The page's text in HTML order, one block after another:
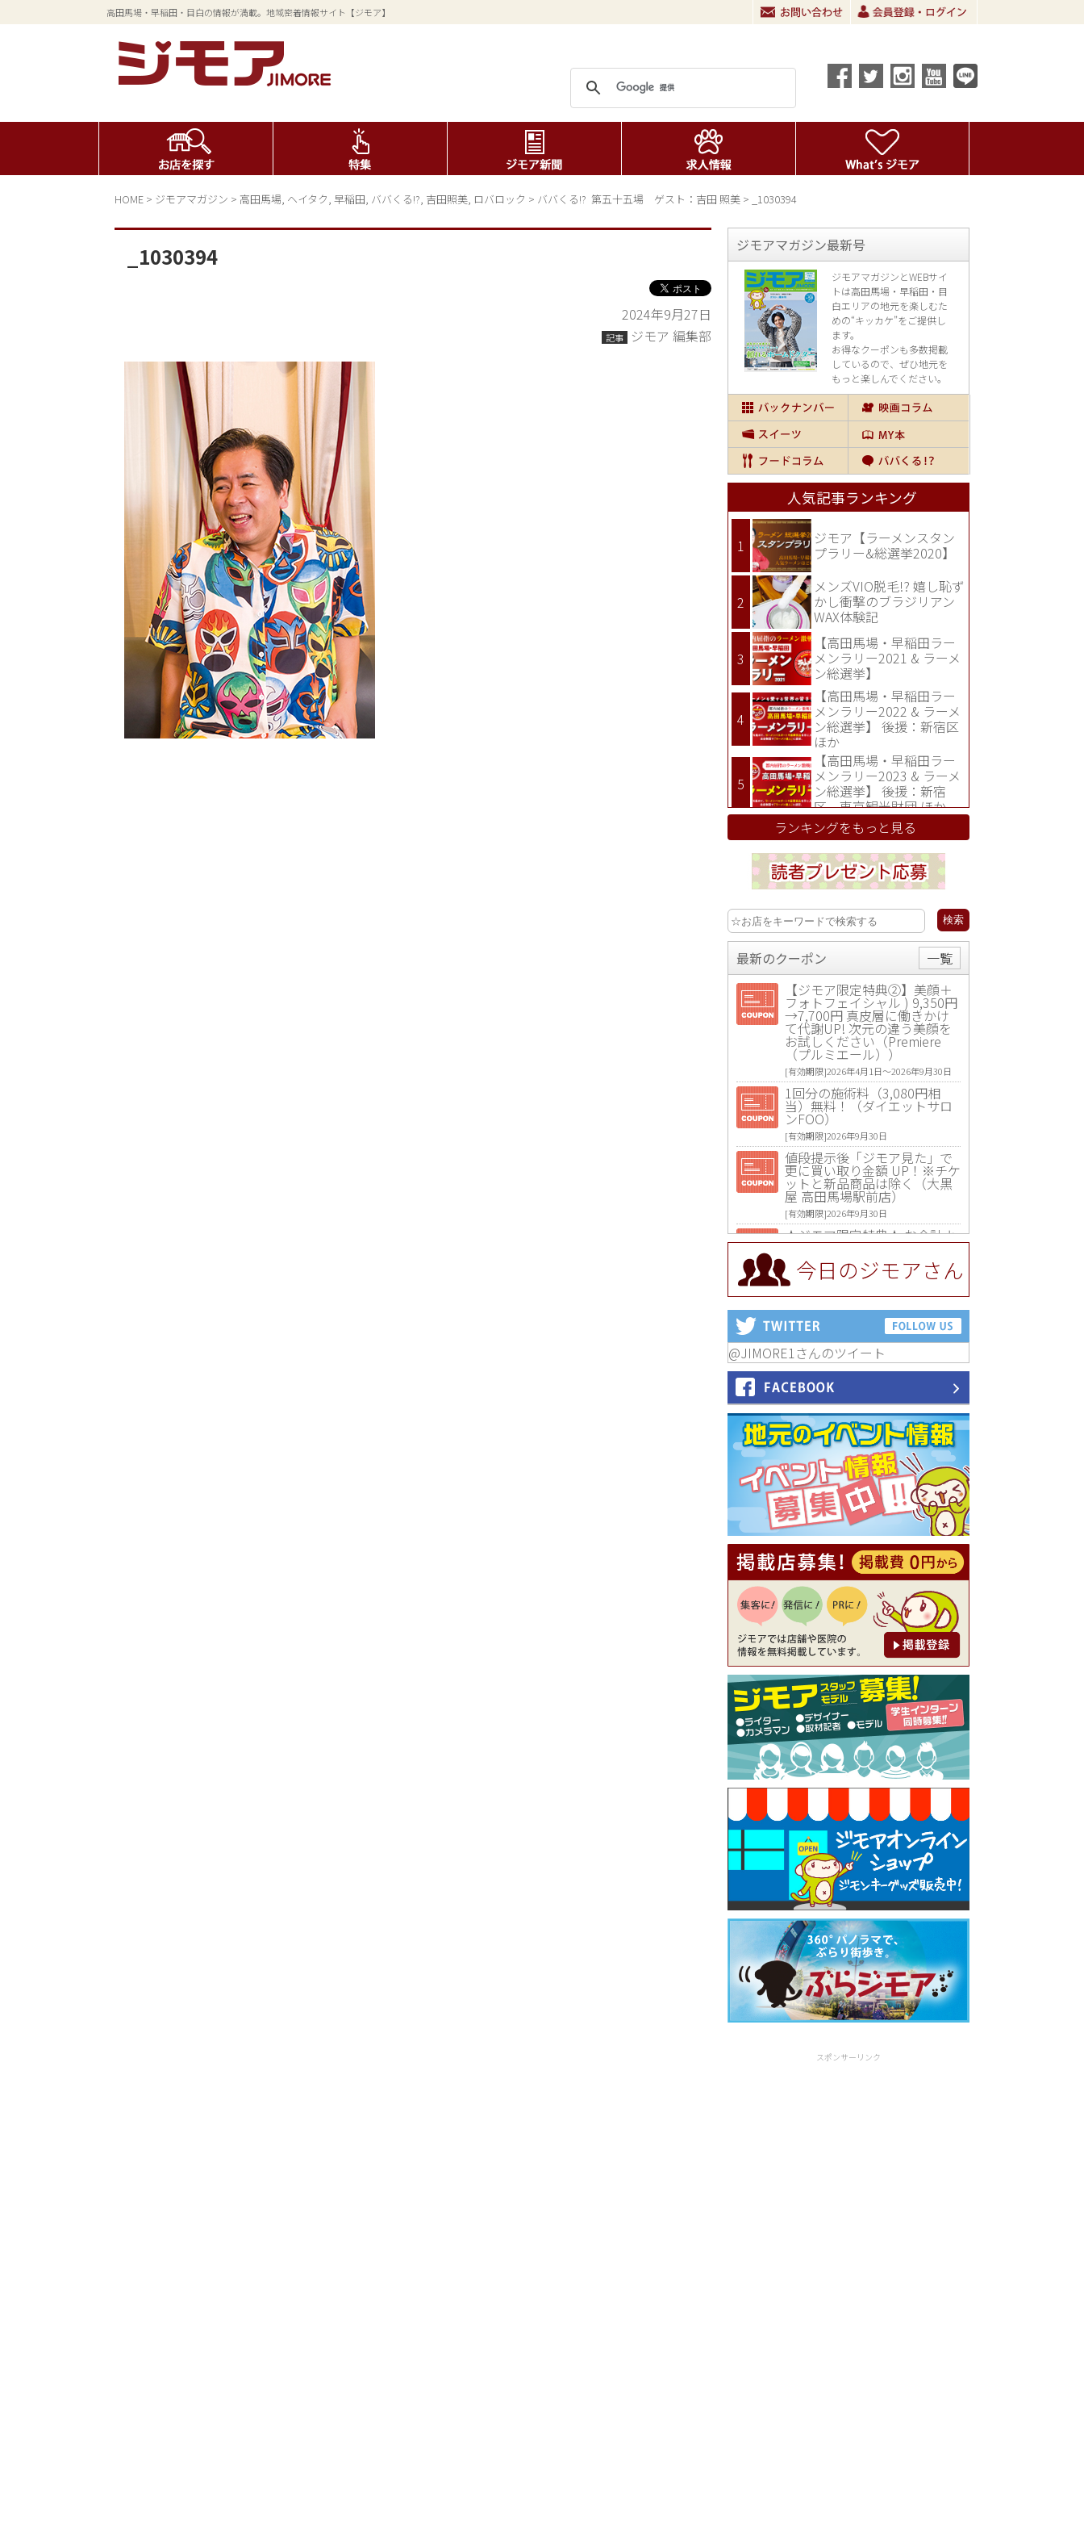
高田馬場・早稲田・目白の情報が満載。地域密着情報サイト【ジモア】
HOME > ジモアマガジン > 高田馬場, ヘイタク, 早稲田, ババくる!?, 吉田照美, ロバロック > ババくる!?  第五十五場　ゲスト：吉田 照美 > _1030394
_1030394
2024年9月27日
記事 ジモア 編集部
ジモアマガジン最新号
ジモアマガジンとWEBサイ
トは高田馬場・早稲田・目
白エリアの地元を楽しむた
めの“キッカケ”をご提供し
ます。
お得なクーポンも多数掲載
しているので、 ぜひ地元を
もっと楽しんでください。
人気記事ランキング
ジモア【ラーメンスタン
プラリー&総選挙2020】
メンズVIO脱毛!? 嬉し恥ず
かし衝撃のブラジリアン
WAX体験記
【高田馬場・早稲田ラー
メンラリー2021 & ラーメ
ン総選挙】
【高田馬場・早稲田ラー
メンラリー2022 & ラーメ
ン総選挙】 後援：新宿区
ほか
【高田馬場・早稲田ラー
メンラリー2023 & ラーメ
ン総選挙】 後援：新宿
区、東京観光財団 ほか
ランキングをもっと見る
最新のクーポン
一覧
【ジモア限定特典②】美顔＋
フォトフェイシャル ) 9,350円
→7,700円 真皮層に働きかけ
て代謝UP! 次元の違う美顔を
お試しください（Premiere
（プルミエール））
[有効期限]2026年4月1日〜2026年9月30日
1回分の施術料（3,080円相
当）無料！（ダイエットサロ
ンFOO）
[有効期限]2026年9月30日
値段提示後「ジモア見た」で
更に買い取り金額 UP！※チケ
ットと新品商品は除く（大黒
屋 高田馬場駅前店）
[有効期限]2026年9月30日
★ジモア限定特典★ お会計よ
り全品5％OFF（ナチュラル＆
ハンドメイドショップ［マキ
マキ］）
[有効期限]2026年9月30日まで
【ジモア限定①】初回割引 特
価 VIO脱毛11,000円⇒8,800円
（メンズ専門ワックス脱毛サ
ロン Mickle（ミックル））
【ジモア読者特典2】コース 3,
500円→3,000円（料理5品+2
時間飲み放題）（創作イタリ
アン Pia Cuore（ピアクオー
レ））
[有効期限]2026年9月30日
【ジモア読者特典1】料理全品
20％OFF ※18時以降（創作イ
タリアン Pia Cuore（ピアクオ
ーレ））
[有効期限]2026年9月30日
【ジモア限定②】初回割引 特
価 鼻毛脱毛 半額 2,200円⇒1,1
00円（メンズ専門ワックス脱
毛サロン Mickle（ミック
ル））
[有効期限]2026年9月30日
【ジモア限定特典①】まつ毛
カール 3,850円→ 2,750円（Pr
emiere（プルミエール））
[有効期限]2026年9月30日
焼き餃子 一皿サービス（餃子
酒場たっちゃん 西早稲田
店）
[有効期限]2026年9月30日
今日のジモアさん
@JIMORE1さんのツイート
スポンサーリンク